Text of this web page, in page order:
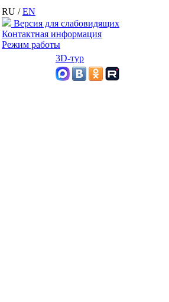
RU /EN
Версия для слабовидящих
Контактная информация
Режим работы
3D-тур